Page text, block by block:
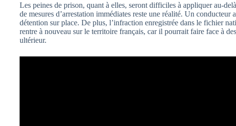
Les peines de prison, quant à elles, seront difficiles à appliquer au-
de mesures d’arrestation immédiates reste une réalité. Un conducteur
détention sur place. De plus, l’infraction enregistrée dans le fichier
rentre à nouveau sur le territoire français, car il pourrait faire face à
ultérieur.